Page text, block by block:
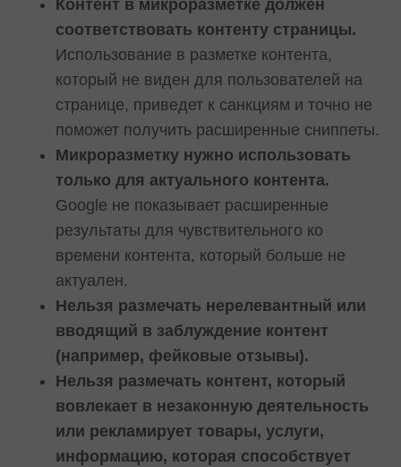
Контент в микроразметке должен
соответствовать контенту страницы.
Использование в разметке контента,
который не виден для пользователей на
странице, приведет к санкциям и точно не
поможет получить расширенные сниппеты.
Микроразметку нужно использовать
только для актуального контента.
Google не показывает расширенные
результаты для чувствительного ко
времени контента, который больше не
актуален.
Нельзя размечать нерелевантный или
вводящий в заблуждение контент
(например, фейковые отзывы).
Нельзя размечать контент, который
вовлекает в незаконную деятельность
или рекламирует товары, услуги,
информацию, которая способствует